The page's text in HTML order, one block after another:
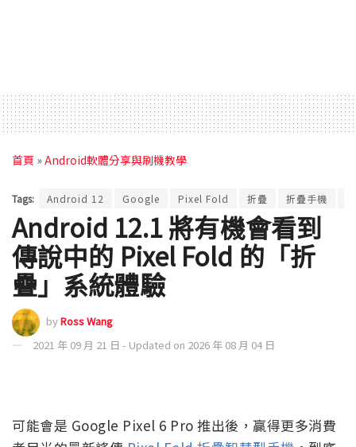
首頁 »Android軟體分享與刷機教學
Tags: Android 12 Google Pixel Fold 折疊 折疊手機
Android 12.1 將有機會看到
傳說中的 Pixel Fold 的「折
疊」系統體驗
byRoss Wang
2021 年 09 月 21 日 - Updated on 2026 年 08 月 04 日
可能會是 Google Pixel 6 Pro 推出後，贏得更多消費